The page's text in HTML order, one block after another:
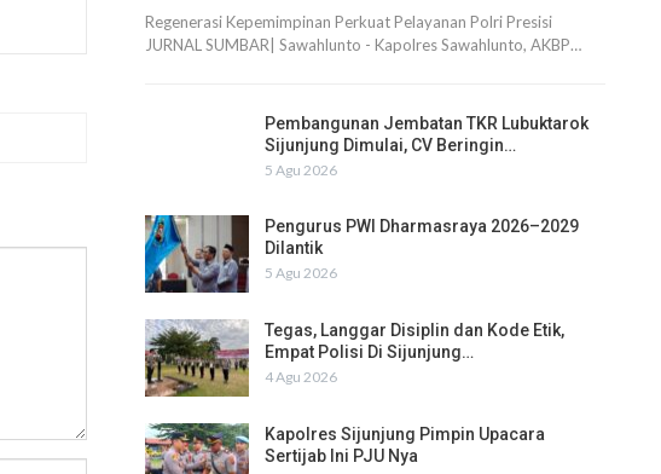
Regenerasi Kepemimpinan Perkuat Pelayanan Polri Presisi
JURNAL SUMBAR| Sawahlunto - Kapolres Sawahlunto, AKBP…
Pembangunan Jembatan TKR Lubuktarok
Sijunjung Dimulai, CV Beringin…
5 Agu 2026
Pengurus PWI Dharmasraya 2026–2029
Dilantik
5 Agu 2026
Tegas, Langgar Disiplin dan Kode Etik,
Empat Polisi Di Sijunjung…
4 Agu 2026
Kapolres Sijunjung Pimpin Upacara
Sertijab Ini PJU Nya